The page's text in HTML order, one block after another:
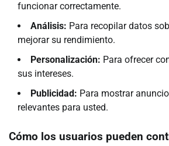
funcionar correctamente.
Análisis: Para recopilar datos
mejorar su rendimiento.
Personalización: Para ofrecer
sus intereses.
Publicidad: Para mostrar
relevantes para usted.
Cómo los usuarios pueden